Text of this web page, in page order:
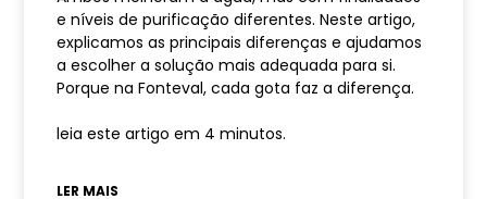
e níveis de purificação diferentes. Neste artigo,
explicamos as principais diferenças e ajudamos
a escolher a solução mais adequada para si.
Porque na Fonteval, cada gota faz a diferença.
leia este artigo em 4 minutos.
LER MAIS